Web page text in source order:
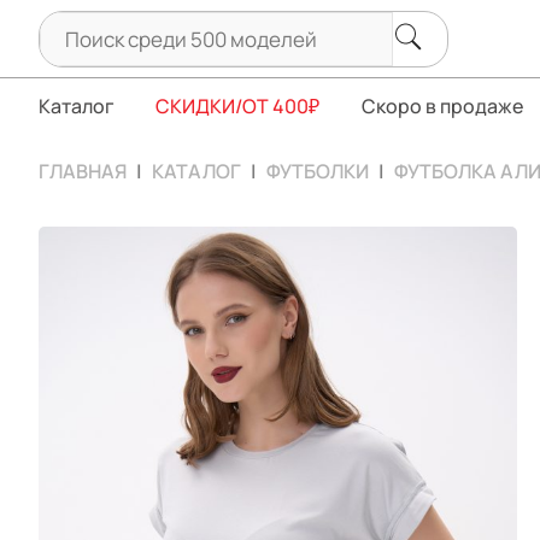
Каталог СКИДКИ/ОТ 400₽ Скоро в продаже
ГЛАВНАЯ КАТАЛОГ ФУТБОЛКИ ФУТБОЛКА